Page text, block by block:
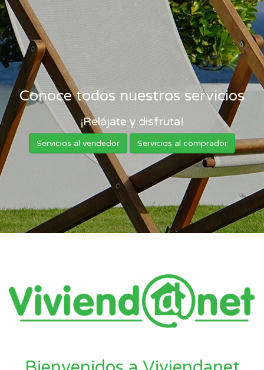
Conoce todos nuestros servicios
¡Relájate y disfruta!
Servicios al vendedor Servicios al comprador